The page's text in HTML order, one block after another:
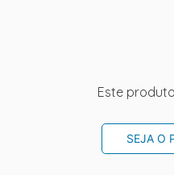
Este
SEJA O